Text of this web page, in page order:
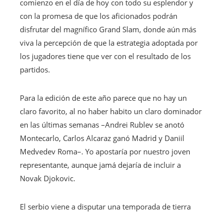
comienzo en el día de hoy con todo su esplendor y
con la promesa de que los aficionados podrán
disfrutar del magnífico Grand Slam, donde aún más
viva la percepción de que la estrategia adoptada por
los jugadores tiene que ver con el resultado de los
partidos.
Para la edición de este año parece que no hay un
claro favorito, al no haber habito un claro dominador
en las últimas semanas –Andrei Rublev se anotó
Montecarlo, Carlos Alcaraz ganó Madrid y Daniil
Medvedev Roma–. Yo apostaría por nuestro joven
representante, aunque jamá dejaría de incluir a
Novak Djokovic.
El serbio viene a disputar una temporada de tierra